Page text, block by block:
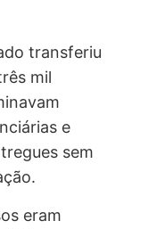
combatentes
transferiu
mil
e
sem